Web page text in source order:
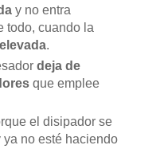
y no entra
todo, cuando la
elevada.
deja de
que emplee
el disipador se
no esté haciendo